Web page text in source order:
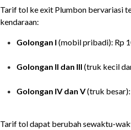
Tarif tol ke exit Plumbon bervariasi
kendaraan:
Golongan I (mobil pribadi): Rp
Golongan II dan III (truk kecil
Golongan IV dan V(truk
Tarif tol dapat berubah sewaktu-